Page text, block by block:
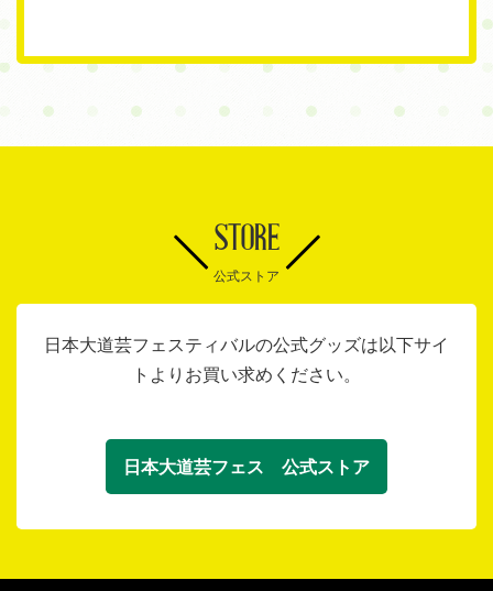
STORE
公式ストア
日本大道芸フェスティバルの公式グッズは以下サイ
トよりお買い求めください。
日本大道芸フェス 公式ストア